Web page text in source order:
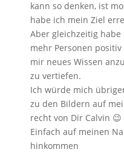
kann so denken, ist
habe ich mein Ziel
Aber gleichzeitig
mehr Personen
mir neues Wissen
zu vertiefen.
Ich würde mich
zu den Bildern auf
recht von Dir Calvin 😉
Einfach auf meinen
hinkommen